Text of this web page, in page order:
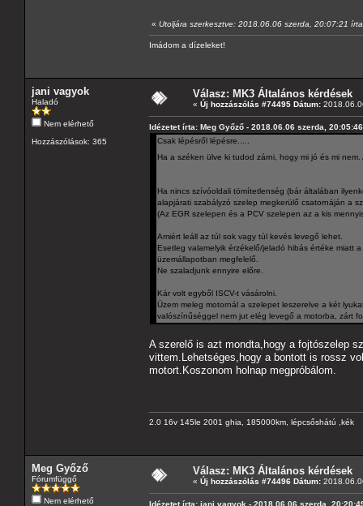
« Utoljára szerkesztve: 2018.06.06 szerda, 20:07:21
Imádom a dízeleket!
jani vagyok
Haladó
Nem elérhető
Hozzászólások: 365
Válasz: MK3 Általános kérdések
« Új hozzászólás #74495 Dátum:
Idézetet írta: Meg Győző - 2018.06.06 szerda, 20:05:46
Csak lépésről lépésre.....
Ha a széken ülve ki tudod zárni, hogy mi jó és mi
Ha nincs szívóoldali tömítetlenség (bár általában
alapjárati szabályzó szelep megkerülő csatornáján a
(Az EGR szelepen és a PCV szelepen az a kis
Amiért leáll az túl sok vagy túl kevés levegő lehet.
Esetleg valamelyik érzékelő/jeladó hibás értéke miatt
üzemállapotban megfelelő.
Ne szaladjunk ennyire előre.
Kár volt egyből ISCV-t vásárolni.
Üzem meleg motornál a szelepet leszerelve a két
valószínűséggel nem jut elég levegő a motorba, zárt
A szerelő is azt mondta,hogy a fojtószelep
vittem.Lehetséges,hogy a bontott is rossz
motort.Koszonom holnap megpróbálom.
2.0 16v 145le 2001 ghia, 185000km, lépcsőshátú ,kék
Meg Győző
Fórumfüggő
Nem elérhető
Válasz: MK3 Általános kérdések
« Új hozzászólás #74496 Dátum:
Idézetet írta: jani vagyok - 2018.06.06 szerda,